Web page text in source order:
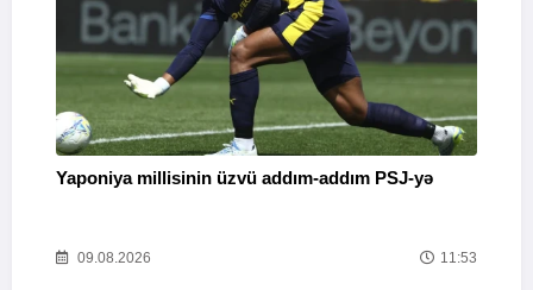
Yaponiya millisinin üzvü addım-addım PSJ-yə
09.08.2026 11:53